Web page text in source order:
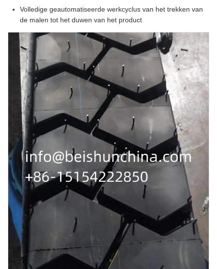
Volledige geautomatiseerde werkcyclus van het trekken van
de malen tot het duwen van het product